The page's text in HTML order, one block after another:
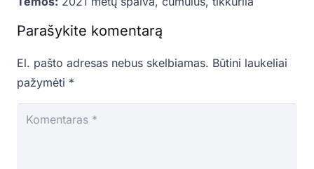
Parašykite komentarą
El. pašto adresas nebus skelbiamas. Būtini laukeliai
pažymėti *